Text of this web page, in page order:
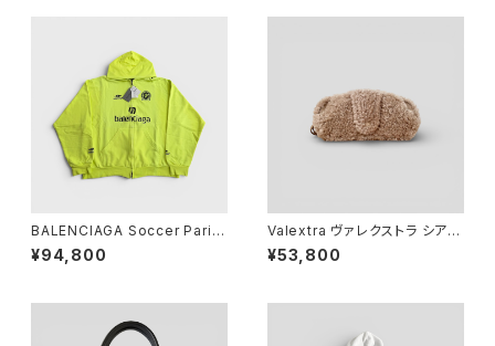
BALENCIAGA Soccer Paris
Zip-Up Hoodie Yellow S
¥94,800
Valextra ヴァレクストラ シアリ
ング ストラップ付き メガネケー
ス カシミア
¥53,800